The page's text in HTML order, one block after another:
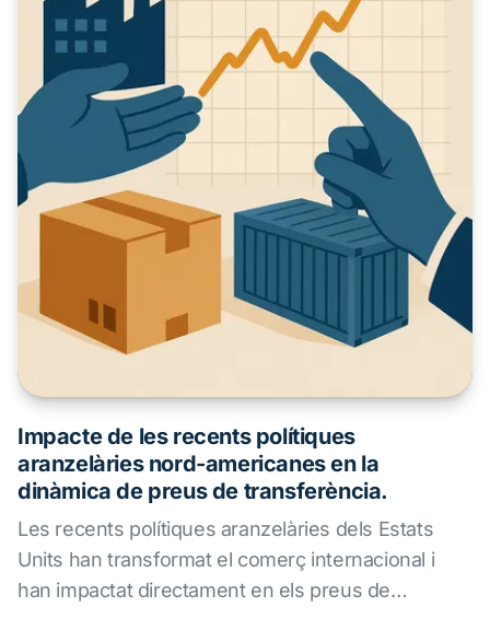
Impacte de les recents polítiques
aranzelàries nord-americanes en la
dinàmica de preus de transferència.
Les recents polítiques aranzelàries dels Estats
Units han transformat el comerç internacional i
han impactat directament en els preus de